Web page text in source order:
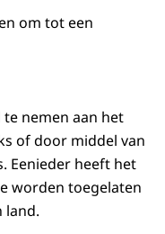
om tot een
nemen aan het
of door middel van
Eenieder heeft het
worden toegelaten
land.